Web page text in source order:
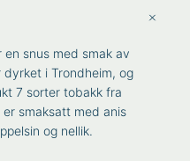
en snus med smak av
dyrket i Trondheim, og
7 sorter tobakk fra
smaksatt med anis
og nellik.